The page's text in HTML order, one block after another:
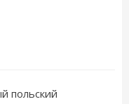
польский